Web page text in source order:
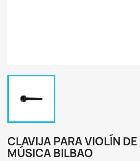
CLAVIJA PARA VIOLÍN
MÚSICA BILBAO